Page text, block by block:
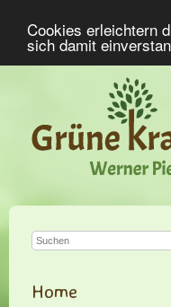
Cookies erleichtern
sich damit
Home